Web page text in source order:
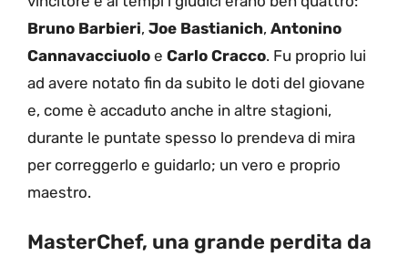
Bruno Barbieri, Joe Bastianich, Antonino
Cannavacciuolo e Carlo Cracco. Fu proprio lui
ad avere notato fin da subito le doti del giovane
e, come è accaduto anche in altre stagioni,
durante le puntate spesso lo prendeva di mira
per correggerlo e guidarlo; un vero e proprio
maestro.
MasterChef, una grande perdita da